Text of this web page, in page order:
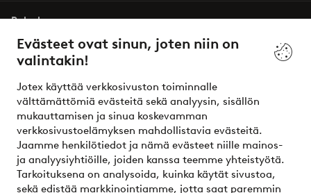
Evästeet ovat sinun, joten niin on
valintakin!
Jotex käyttää verkkosivuston toiminnalle
välttämättömiä evästeitä sekä analyysin, sisällön
mukauttamisen ja sinua koskevamman
verkkosivustoelämyksen mahdollistavia evästeitä.
Jaamme henkilötiedot ja nämä evästeet niille mainos-
ja analyysiyhtiöille, joiden kanssa teemme yhteistyötä.
Tarkoituksena on analysoida, kuinka käytät sivustoa,
sekä edistää markkinointiamme, jotta saat paremmin
Palvelumme
Ehdot
Ystävät
Turvalliset maksut – maksa nyt tai erissä
Haluatko tietää lisää maksuvaihtoehdoistamme?